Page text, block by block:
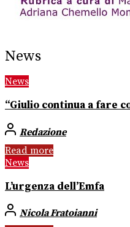
News
News
“Giulio continua a fare
Redazione
Read more
News
L’urgenza dell’Emfa
Nicola Fratoianni